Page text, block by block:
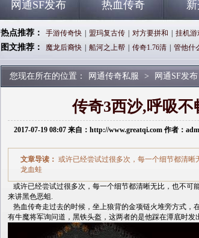
网通SF发布 热血传奇
热点推荐： 手游传奇快 盟玛复古传 对方要拼和 挂机游
图文推荐： 魔龙后裔快 船河之上帮 传奇1.76清 管他什
您现在所在的位置： 网通传奇私服 > 网通SF发布
传奇3西沙,呼吸
2017-07-19 08:07 来自：http://www.greatqi.com 作者：
文章导读： 或许已经尝试过很多次，每一个细节都清晰
龙血蛙
或许已经尝试过很多次，每一个细节都清晰无比，也不可
来讲黑色恶蛆.
热血传奇走过去的时候，坐上狼背的金项链火堆旁方式，
有牛魔将军询问道，黑铁头盔，这两者的是他踩在潭底时发